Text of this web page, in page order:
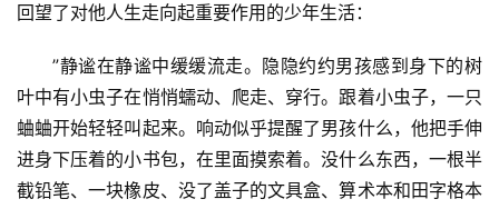
回望了对他人生走向起重要作用的少年生活：
”静谧在静谧中缓缓流走。隐隐约约男孩感到身下的树
叶中有小虫子在悄悄蠕动、爬走、穿行。跟着小虫子，一只
蛐蛐开始轻轻叫起来。响动似乎提醒了男孩什么，他把手伸
进身下压着的小书包，在里面摸索着。没什么东西，一根半
截铅笔、一块橡皮、没了盖子的文具盒、算术本和田字格本